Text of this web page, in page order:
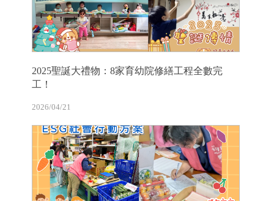
2025聖誕大禮物：8家育幼院修繕工程全數完
工！
2026/04/21